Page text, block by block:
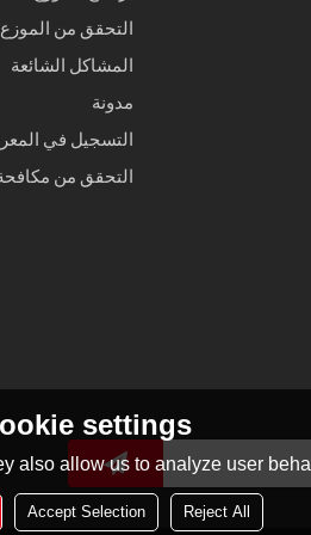
التحقق من الموزع
المشاكل الشائعة
مدونة
التسجيل في
التحقق من
settings
allow us to analyze user
Reject All
Accept Selection